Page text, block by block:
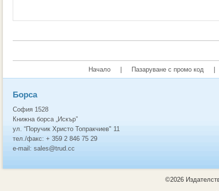
Начало Пазаруване с промо код
Борса
София 1528
Книжна борса „Искър”
ул. “Поручик Христо Топракчиев" 11
тел./факс: + 359 2 846 75 29
e-mail: sales@trud.cc
©2026